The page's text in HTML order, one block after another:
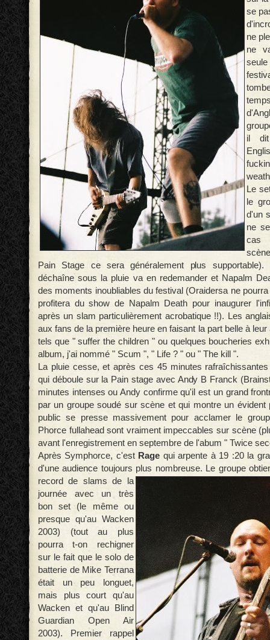
se
ne
ne
il
Le
le
d'un
ne
cas
Pain Stage ce sera généralement plus
déchaîne sous la pluie va en redemander et Napalm
des moments inoubliables du festival (Oraidersa ne
profitera du show de Napalm Death pour inaugurer
après un slam particulièrement acrobatique !!). Les
aux fans de la première heure en faisant la part belle à
tels que " suffer the children " ou quelques boucheries
album, j'ai nommé " Scum ", " Life ? " ou " The kill ".
La pluie cesse, et après ces 45 minutes
qui déboule sur la Pain stage avec Andy B Franck
minutes intenses ou Andy confirme qu'il est un grand
par un groupe soudé sur scène et qui montre un évident
public se presse massivement pour acclamer le
Phorce fullahead sont vraiment impeccables sur scène
avant l'enregistrement en septembre de l'abum " Twice
Après Symphorce, c'est Rage qui arpente à 19 :20 la
d'une audience toujours plus nombreuse. Le groupe
record de slams de la
journée avec un très
bon set (le même ou
presque qu'au Wacken
2003) (tout au plus
pourra t-on rechigner
sur le fait que le solo de
batterie de Mike Terrana
était un peu longuet,
mais plus court qu'au
Wacken et qu'au Blind
Guardian Open Air
2003). Premier rappel